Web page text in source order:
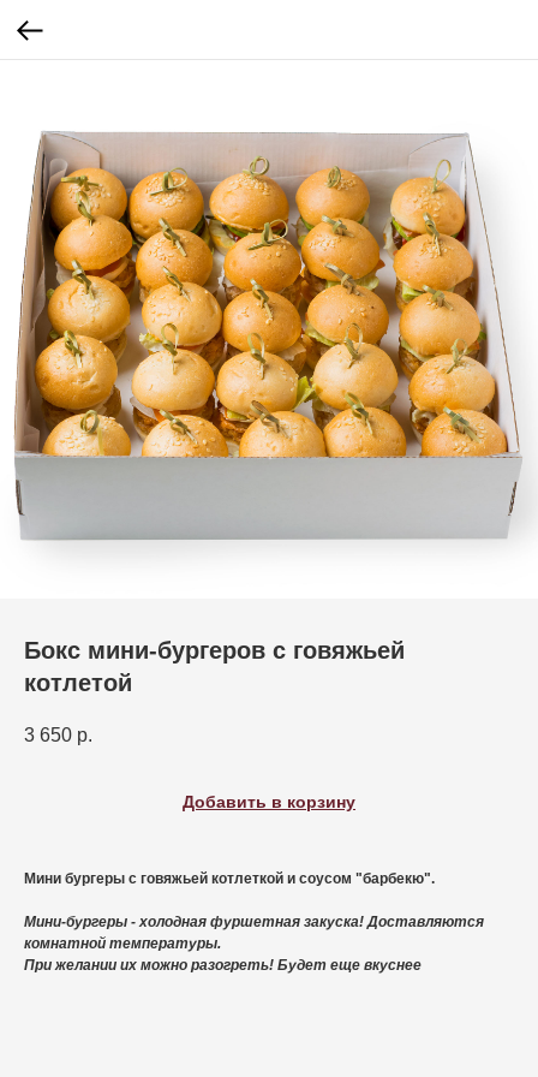
Бокс мини-бургеров с говяжьей
котлетой
3 650 р.
Добавить в корзину
Мини бургеры с говяжьей котлеткой и соусом "барбекю".
Мини-бургеры - холодная фуршетная закуска! Доставляются
комнатной температуры.
При желании их можно разогреть! Будет еще вкуснее